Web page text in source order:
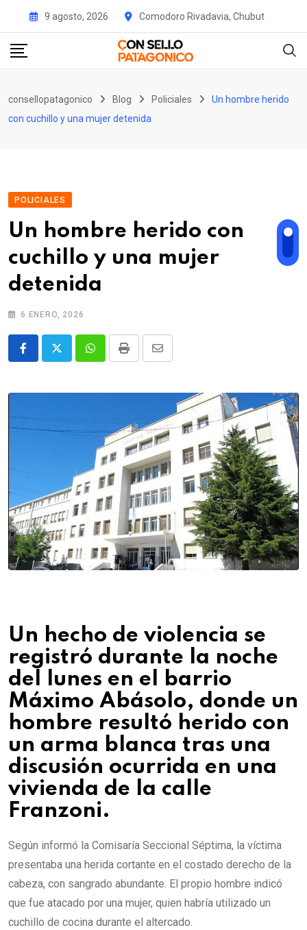
content
9 agosto, 2026 Comodoro Rivadavia, Chubut
consellopatagonico Blog Policiales
Un hombre herido
con cuchillo y una mujer detenida
POLICIALES
Un hombre herido con
cuchillo y una mujer
detenida
6 ENERO, 2026
WhatsappPrint
Share
Email
Un hecho de violencia se
registró durante la noche
del lunes en el barrio
Máximo Abásolo, donde un
hombre resultó herido con
un arma blanca tras una
discusión ocurrida en una
vivienda de la calle
Franzoni.
Según informó la Comisaría Seccional Séptima, la víctima
presentaba una herida cortante en el costado derecho de la
cabeza, con sangrado abundante. El propio hombre indicó
que fue atacado por una mujer, quien habría utilizado un
cuchillo de cocina durante el altercado.